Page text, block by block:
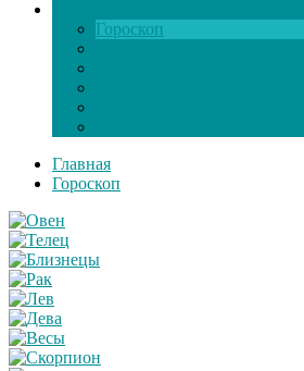
Гороскоп
Главная
Гороскоп